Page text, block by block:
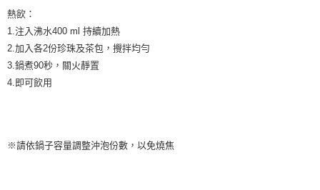
熱飲：
1.注入沸水400 ml 持續加熱
2.加入各2份珍珠及茶包，攪拌均勻
3.鍋煮90秒，關火靜置
4.即可飲用
※請依鍋子容量調整沖泡份數，以免燒焦